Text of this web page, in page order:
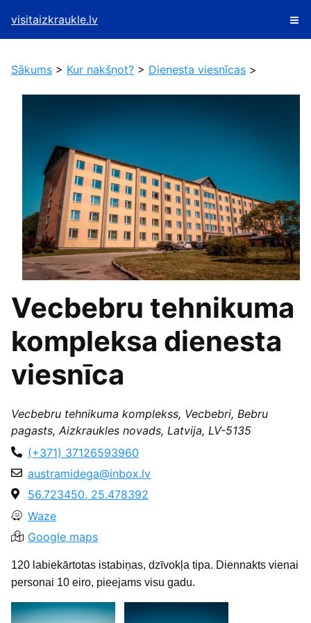
visitaizkraukle.lv
Sākums > Kur nakšņot? > Dienesta viesnīcas >
Vecbebru tehnikuma
kompleksa dienesta
viesnīca
Vecbebru tehnikuma komplekss, Vecbebri, Bebru
pagasts, Aizkraukles novads, Latvija, LV-5135
(+371) 37126593960
austramidega@inbox.lv
56.723450, 25.478392
Waze
Google maps
120 labiekārtotas istabiņas, dzīvokļa tipa. Diennakts vienai
personai 10 eiro, pieejams visu gadu.